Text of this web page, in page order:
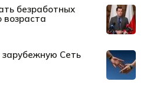
безработных
возраста
зарубежную Сеть